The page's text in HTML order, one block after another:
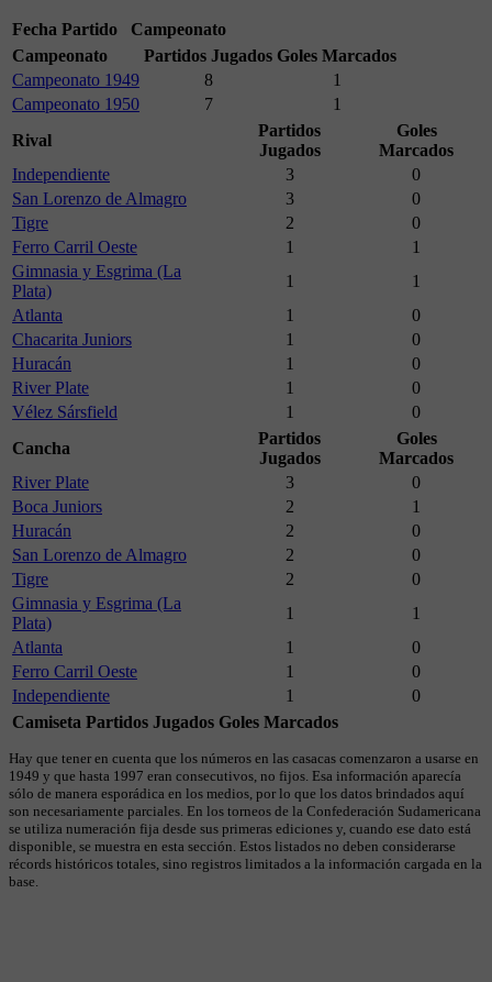
Fecha Partido
Campeonato
Campeonato
Partidos Jugados Goles Marcados
Campeonato 1949
8
1
Campeonato 1950
7
1
Rival
Partidos
Jugados
Goles
Marcados
Independiente
3
0
San Lorenzo de Almagro
3
0
Tigre
2
0
Ferro Carril Oeste
1
1
Gimnasia y Esgrima (La
Plata)
1
1
Atlanta
1
0
Chacarita Juniors
1
0
Huracán
1
0
River Plate
1
0
Vélez Sársfield
1
0
Cancha
Partidos
Jugados
Goles
Marcados
River Plate
3
0
Boca Juniors
2
1
Huracán
2
0
San Lorenzo de Almagro
2
0
Tigre
2
0
Gimnasia y Esgrima (La
Plata)
1
1
Atlanta
1
0
Ferro Carril Oeste
1
0
Independiente
1
0
Camiseta Partidos Jugados Goles Marcados
Hay que tener en cuenta que los números en las casacas comenzaron a usarse en
1949 y que hasta 1997 eran consecutivos, no fijos. Esa información aparecía
sólo de manera esporádica en los medios, por lo que los datos brindados aquí
son necesariamente parciales. En los torneos de la Confederación Sudamericana
se utiliza numeración fija desde sus primeras ediciones y, cuando ese dato está
disponible, se muestra en esta sección. Estos listados no deben considerarse
récords históricos totales, sino registros limitados a la información cargada en la
base.